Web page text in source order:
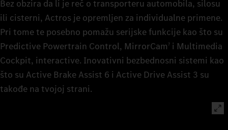
Bez obzira da li je reč o transporteru automobila, silosu
ili cisterni, Actros je opremljen za individualne primene.
Pri tome te posebno pomažu serijske funkcije kao što su
Predictive Powertrain Control, MirrorCam7 i Multimedia
Cockpit, interactive. Inovativni bezbednosni sistemi kao
što su Active Brake Assist 6 i Active Drive Assist 3 su
takođe na tvojoj strani.